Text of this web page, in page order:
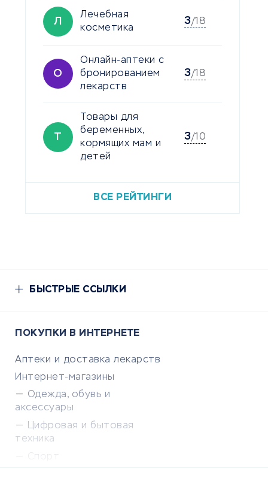
Л
Лечебная
косметика
3/18
О
Онлайн-аптеки с
бронированием
лекарств
3/18
Т
Товары для
беременных,
кормящих мам и
детей
3/10
ВСЕ РЕЙТИНГИ
БЫСТРЫЕ ССЫЛКИ
ПОКУПКИ В ИНТЕРНЕТЕ
Аптеки и доставка лекарств
Интернет-магазины
Одежда, обувь и
аксессуары
Цифровая и бытовая
техника